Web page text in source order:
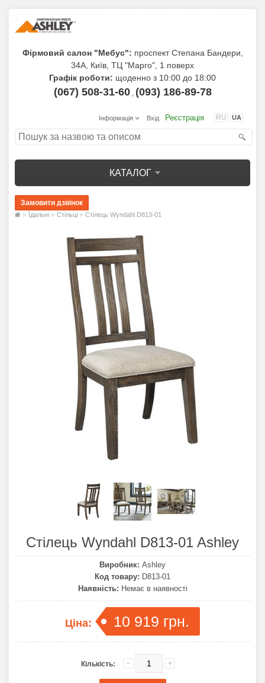
Фірмовий салон "Мебус": проспект Степана Бандери,
34А, Київ, ТЦ "Марго", 1 поверх
Графік роботи: щоденно з 10:00 до 18:00
(067) 508-31-60, (093) 186-89-78
RU UA
Інформація Вхід Реєстрація
КАТАЛОГ
» Їдальнi » Стільці » Стілець Wyndahl D813-01
Стілець Wyndahl D813-01 Ashley
Виробник: Ashley
Код товару: D813-01
Наявність: Немає в наявності
Ціна: 10 919 грн.
Кількість: